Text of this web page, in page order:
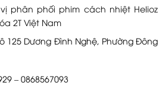
phân phối phim cách nhiệt Helioz
2T Việt Nam
125 Dương Đình Nghệ, Phường Đông
– 0868567093